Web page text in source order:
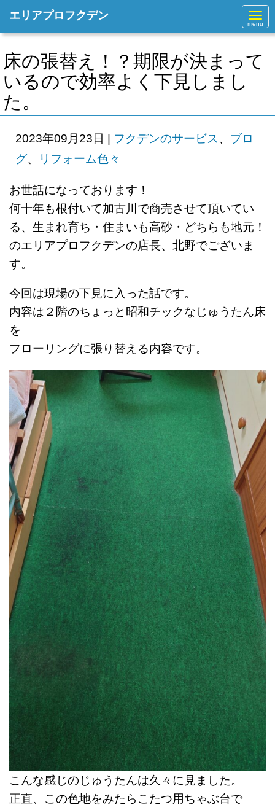
N
a
v
g
a
エリアプロフクデン
床の張替え！？期限が決まって
いるので効率よく下見しまし
た。
2023年09月23日 | フクデンのサービス 、 ブロ
グ、 リフォーム色々
お世話になっております！
何十年も根付いて加古川で商売させて頂いてい
る、生まれ育ち・住まいも高砂・どちらも地元！
のエリアプロフクデンの店長、北野でございま
す。
今回は現場の下見に入った話です。
内容は２階のちょっと昭和チックなじゅうたん床
を
フローリングに張り替える内容です。
こんな感じのじゅうたんは久々に見ました。
正直、この色地をみたらこたつ用ちゃぶ台で